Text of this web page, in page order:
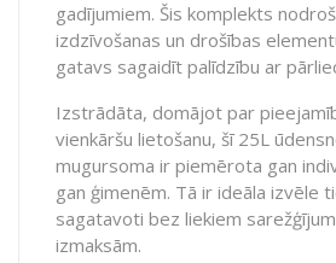
gadījumiem. Šis komplekts
izdzīvošanas un drošības
gatavs sagaidīt palīdzību ar
Izstrādāta, domājot par
vienkāršu lietošanu, šī 25L
mugursoma ir piemērota gan
gan ģimenēm. Tā ir ideāla izvēle
sagatavoti bez liekiem
izmaksām.